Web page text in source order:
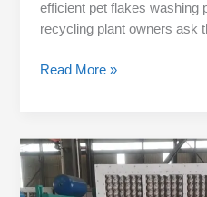
efficient pet flakes washing
recycling plant owners ask
Read More »
New
Egg
Tray